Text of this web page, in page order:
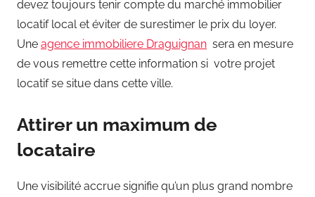
devez toujours tenir compte du marché immobilier
locatif local et éviter de surestimer le prix du loyer.
Une agence immobiliere Draguignan sera en mesure
de vous remettre cette information si votre projet
locatif se situe dans cette ville.
Attirer un maximum de
locataire
Une visibilité accrue signifie qu’un plus grand nombre